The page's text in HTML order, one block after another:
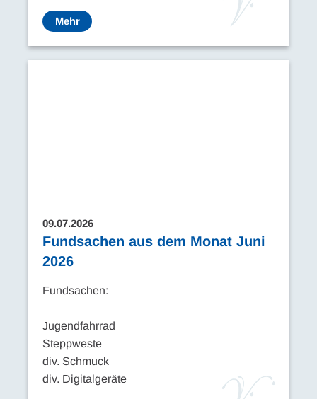
Mehr
09.07.2026
Fundsachen aus dem Monat Juni
2026
Fundsachen:
Jugendfahrrad
Steppweste
div. Schmuck
div. Digitalgeräte